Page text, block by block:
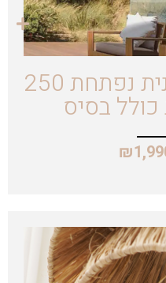
שמשיית קיר מלבנית נפתחת 250
בסיס
₪